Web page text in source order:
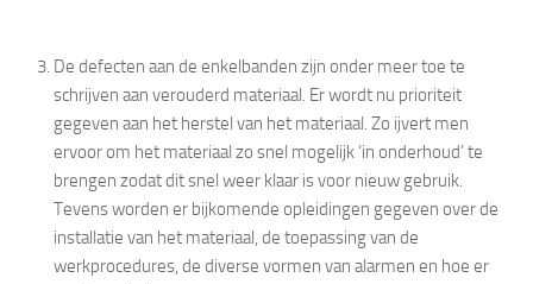
De defecten aan de enkelbanden zijn onder meer toe te
schrijven aan verouderd materiaal. Er wordt nu prioriteit
gegeven aan het herstel van het materiaal. Zo ijvert men
ervoor om het materiaal zo snel mogelijk ‘in onderhoud’ te
brengen zodat dit snel weer klaar is voor nieuw gebruik.
Tevens worden er bijkomende opleidingen gegeven over de
installatie van het materiaal, de toepassing van de
werkprocedures, de diverse vormen van alarmen en hoe er